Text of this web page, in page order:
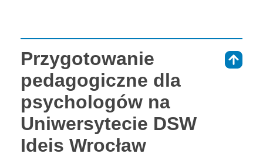
Przygotowanie
pedagogiczne dla
psychologów na
Uniwersytecie DSW
Ideis Wrocław